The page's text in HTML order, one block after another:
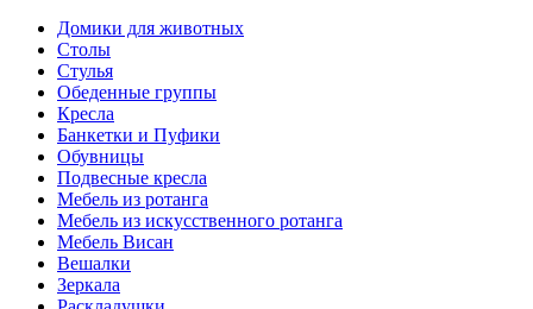
Домики для животных
Столы
Стулья
Обеденные группы
Кресла
Банкетки и Пуфики
Обувницы
Подвесные кресла
Мебель из ротанга
Мебель из искусственного ротанга
Мебель Висан
Вешалки
Зеркала